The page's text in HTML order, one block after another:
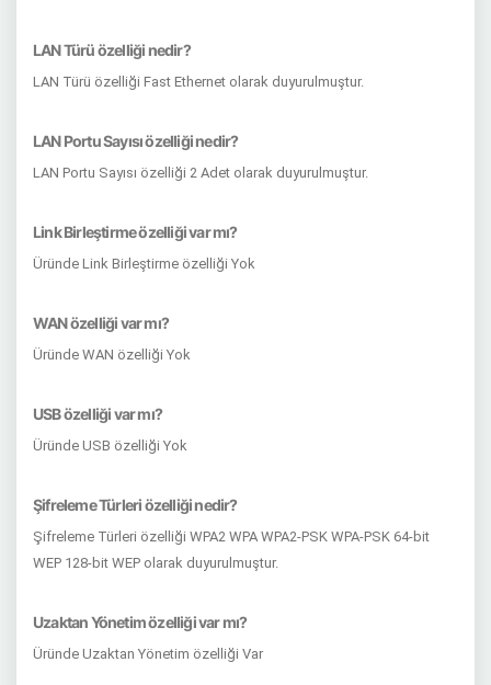
LAN Türü özelliği nedir?
LAN Türü özelliği Fast Ethernet olarak duyurulmuştur.
LAN Portu Sayısı özelliği nedir?
LAN Portu Sayısı özelliği 2 Adet olarak duyurulmuştur.
Link Birleştirme özelliği var mı?
Üründe Link Birleştirme özelliği Yok
WAN özelliği var mı?
Üründe WAN özelliği Yok
USB özelliği var mı?
Üründe USB özelliği Yok
Şifreleme Türleri özelliği nedir?
Şifreleme Türleri özelliği WPA2 WPA WPA2-PSK WPA-PSK 64-bit
WEP 128-bit WEP olarak duyurulmuştur.
Uzaktan Yönetim özelliği var mı?
Üründe Uzaktan Yönetim özelliği Var